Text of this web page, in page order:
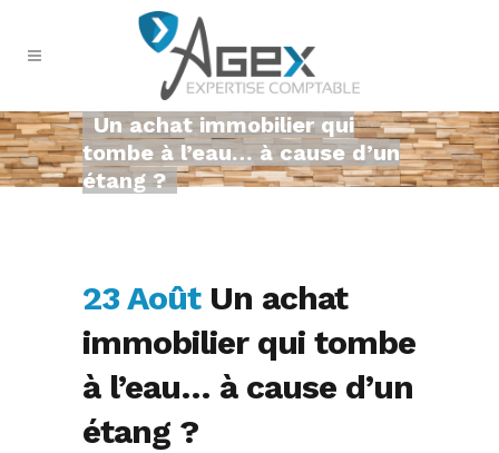
Un achat immobilier qui
tombe à l’eau… à cause d’un
étang ?
23 AoûtUn achat
immobilier qui tombe
à l’eau… à cause d’un
étang ?